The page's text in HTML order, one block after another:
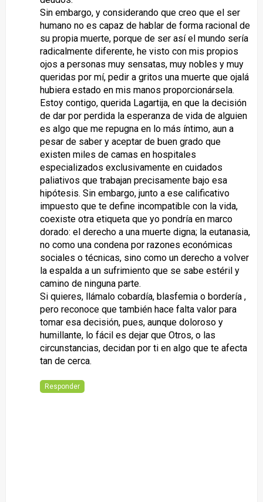
Sin embargo, y considerando que creo que el ser
humano no es capaz de hablar de forma racional de
su propia muerte, porque de ser así el mundo sería
radicalmente diferente, he visto con mis propios
ojos a personas muy sensatas, muy nobles y muy
queridas por mí, pedir a gritos una muerte que ojalá
hubiera estado en mis manos proporcionársela.
Estoy contigo, querida Lagartija, en que la decisión
de dar por perdida la esperanza de vida de alguien
es algo que me repugna en lo más íntimo, aun a
pesar de saber y aceptar de buen grado que
existen miles de camas en hospitales
especializados exclusivamente en cuidados
paliativos que trabajan precisamente bajo esa
hipótesis. Sin embargo, junto a ese calificativo
impuesto que te define incompatible con la vida,
coexiste otra etiqueta que yo pondría en marco
dorado: el derecho a una muerte digna; la eutanasia,
no como una condena por razones económicas
sociales o técnicas, sino como un derecho a volver
la espalda a un sufrimiento que se sabe estéril y
camino de ninguna parte.
Si quieres, llámalo cobardía, blasfemia o bordería ,
pero reconoce que también hace falta valor para
tomar esa decisión, pues, aunque doloroso y
humillante, lo fácil es dejar que Otros, o las
circunstancias, decidan por ti en algo que te afecta
tan de cerca.
Responder